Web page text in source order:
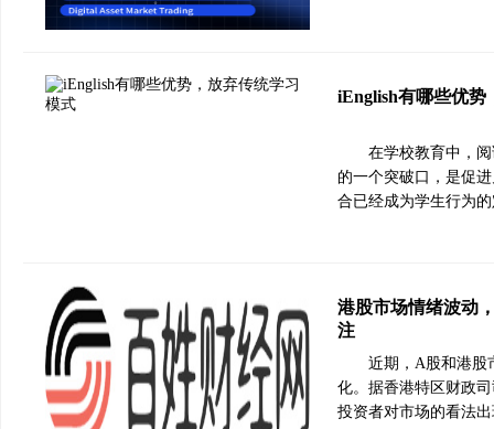
iEnglish有哪些优势
在学校教育中，
的一个突破口，是促
合已经成为学生行为
港股市场情绪波动
注
近期，A股和港股
化。据香港特区财政
投资者对市场的看法